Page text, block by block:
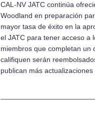
CAL-NV JATC continúa
Woodland en preparación
mayor tasa de éxito en la
el JATC para tener acceso a
miembros que completan un
califiquen serán
publican más actualizaciones